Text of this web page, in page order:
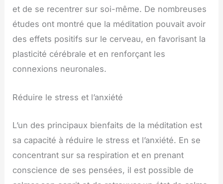
et de se recentrer sur soi-même. De nombreuses
études ont montré que la méditation pouvait avoir
des effets positifs sur le cerveau, en favorisant la
plasticité cérébrale et en renforçant les
connexions neuronales.
Réduire le stress et l’anxiété
L’un des principaux bienfaits de la méditation est
sa capacité à réduire le stress et l’anxiété. En se
concentrant sur sa respiration et en prenant
conscience de ses pensées, il est possible de